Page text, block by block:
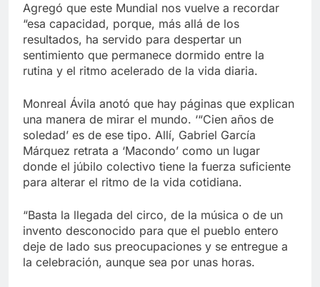
Agregó que este Mundial nos vuelve a recordar
“esa capacidad, porque, más allá de los
resultados, ha servido para despertar un
sentimiento que permanece dormido entre la
rutina y el ritmo acelerado de la vida diaria.
Monreal Ávila anotó que hay páginas que explican
una manera de mirar el mundo. ‘“Cien años de
soledad’ es de ese tipo. Allí, Gabriel García
Márquez retrata a ‘Macondo’ como un lugar
donde el júbilo colectivo tiene la fuerza suficiente
para alterar el ritmo de la vida cotidiana.
“Basta la llegada del circo, de la música o de un
invento desconocido para que el pueblo entero
deje de lado sus preocupaciones y se entregue a
la celebración, aunque sea por unas horas.